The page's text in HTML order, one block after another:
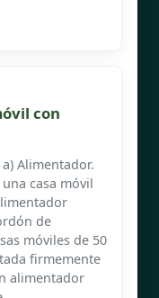
con
Alimentador.
casa móvil
de
móviles de 50
firmemente
alimentador